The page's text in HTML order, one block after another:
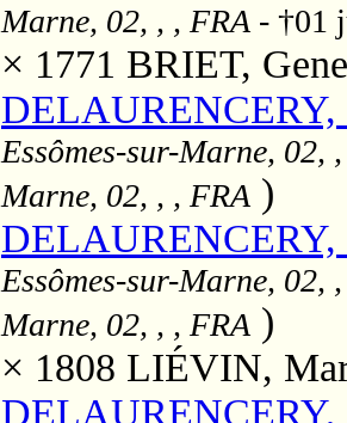
Marne, 02, , , FRA - †01
× 1771 BRIET,
DELAURENCERY,
Essômes-sur-Marne, 02,
Marne, 02, , , FRA )
DELAURENCERY,
Essômes-sur-Marne, 02,
Marne, 02, , , FRA )
× 1808 LIÉVIN,
DELAURENCERY,